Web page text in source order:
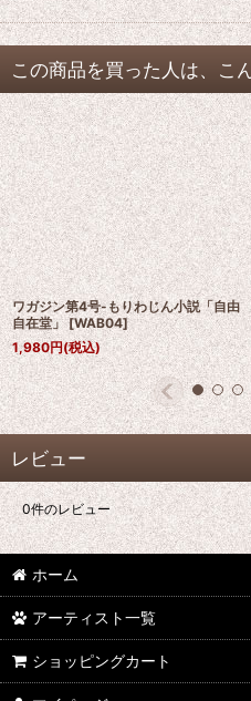
この商品を買った人は、こ
ワガジン第4号-もりわじん小説「自由
自在堂」 [WAB04]
1,980円(税込)
レビュー
0件のレビュー
ホーム
アーティスト一覧
ショッピングカート